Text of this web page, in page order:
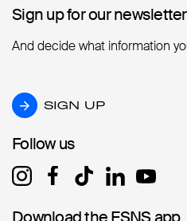
Sign up for our newsletter
Sign up for our newsletter
And decide what information
SIGN UP
SIGN UP
Follow us
Follow us